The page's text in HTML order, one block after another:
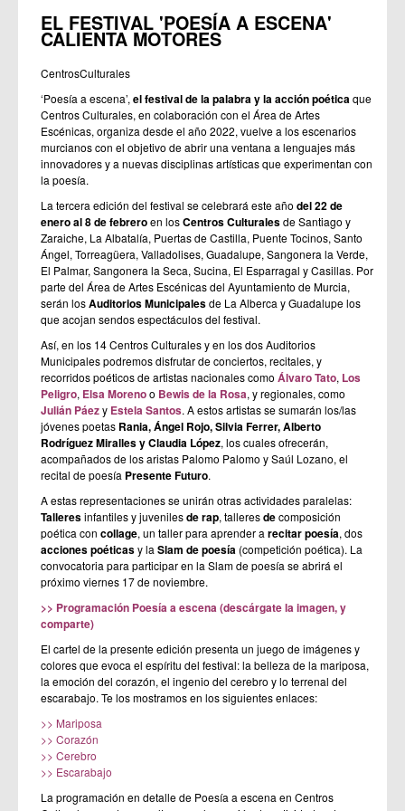
EL FESTIVAL 'POESÍA A ESCENA'
CALIENTA MOTORES
CentrosCulturales
‘Poesía a escena’, el festival de la palabra y la acción poética que
Centros Culturales, en colaboración con el Área de Artes
Escénicas, organiza desde el año 2022, vuelve a los escenarios
murcianos con el objetivo de abrir una ventana a lenguajes más
innovadores y a nuevas disciplinas artísticas que experimentan con
la poesía.
La tercera edición del festival se celebrará este año del 22 de
enero al 8 de febreroen losCentros Culturalesde Santiago y
Zaraiche, La Albatalía, Puertas de Castilla, Puente Tocinos, Santo
Ángel, Torreagüera, Valladolises, Guadalupe, Sangonera la Verde,
El Palmar, Sangonera la Seca, Sucina, El Esparragal y Casillas. Por
parte del Área de Artes Escénicas del Ayuntamiento de Murcia,
serán losAuditorios Municipalesde La Alberca y Guadalupe los
que acojan sendos espectáculos del festival.
Así, en los 14 Centros Culturales y en los dos Auditorios
Municipales podremos disfrutar de conciertos, recitales, y
recorridos poéticos de artistas nacionales como Álvaro Tato, Los
Peligro, Elsa Morenoo Bewis de la Rosa, y regionales, como
Julián Páezy Estela Santos. A estos artistas se sumarán los/las
jóvenes poetas Rania, Ángel Rojo, Silvia Ferrer, Alberto
Rodríguez Miralles y Claudia López, los cuales ofrecerán,
acompañados de los aristas Palomo Palomo y Saúl Lozano, el
recital de poesía Presente Futuro.
A estas representaciones se unirán otras actividades paralelas:
Talleresinfantiles y juvenilesde rap, talleresdecomposición
poética con collage, un taller para aprender a recitar poesía, dos
acciones poéticasy la Slam de poesía (competición poética). La
convocatoria para participar en la Slam de poesía se abrirá el
próximo viernes 17 de noviembre.
>> Programación Poesía a escena (descárgate la imagen, y
comparte)
El cartel de la presente edición presenta un juego de imágenes y
colores que evoca el espíritu del festival: la belleza de la mariposa,
la emoción del corazón, el ingenio del cerebro y lo terrenal del
escarabajo. Te los mostramos en los siguientes enlaces:
>> Mariposa
>> Corazón
>> Cerebro
>> Escarabajo
La programación en detalle de Poesía a escena en Centros